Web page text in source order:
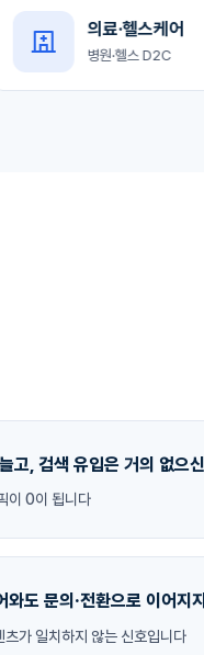
의료·헬스케어
병원·헬스 D2C
고, 검색 유입은 거의 없으
이 0이 됩니다
와도 문의·전환으로 이어지
가 일치하지 않는 신호입니다